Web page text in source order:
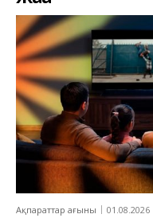
Ақпараттар ағыны 01.08.2026